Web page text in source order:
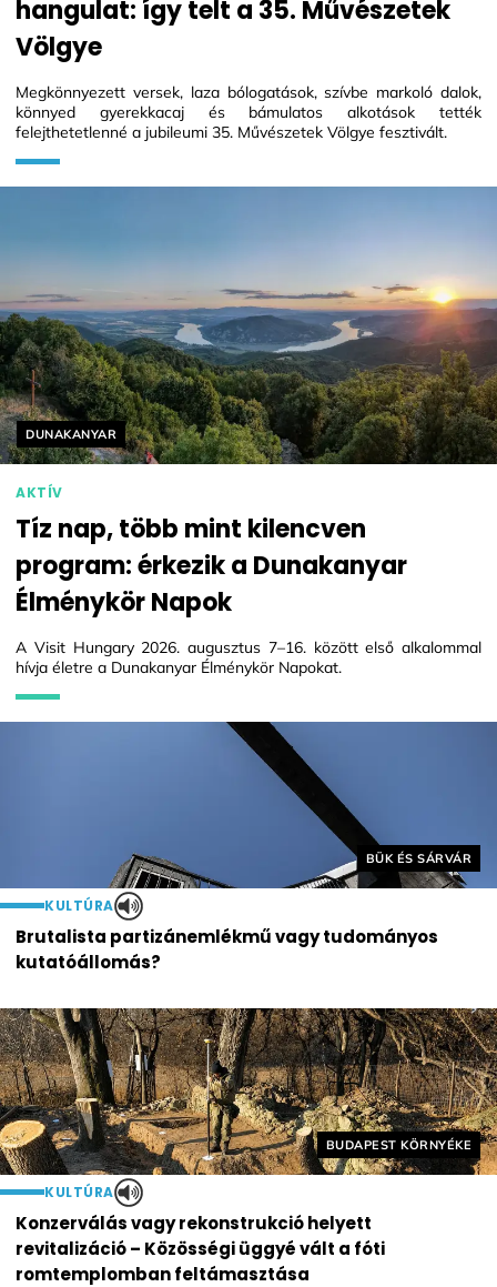
hangulat: így telt a 35. Művészetek
Völgye
Megkönnyezett versek, laza bólogatások, szívbe markoló dalok,
könnyed gyerekkacaj és bámulatos alkotások tették
felejthetetlenné a jubileumi 35. Művészetek Völgye fesztivált.
Helyszín címkék:
BÜK ÉS SÁRVÁR
KULTÚRA
Brutalista partizánemlékmű vagy tudományos
kutatóállomás?
Helyszín címkék:
DUNAKANYAR
AKTÍV
Tíz nap, több mint kilencven
program: érkezik a Dunakanyar
Élménykör Napok
A Visit Hungary 2026. augusztus 7–16. között első alkalommal
hívja életre a Dunakanyar Élménykör Napokat.
Helyszín címkék:
BUDAPEST KÖRNYÉKE
KULTÚRA
Konzerválás vagy rekonstrukció helyett
revitalizáció – Közösségi üggyé vált a fóti
romtemplomban feltámasztása